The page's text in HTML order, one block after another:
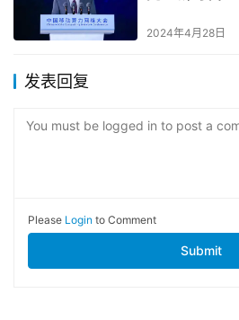
2024年4月28日
发表回复
You must be logged in to post a
Please Login to Comment
Submit